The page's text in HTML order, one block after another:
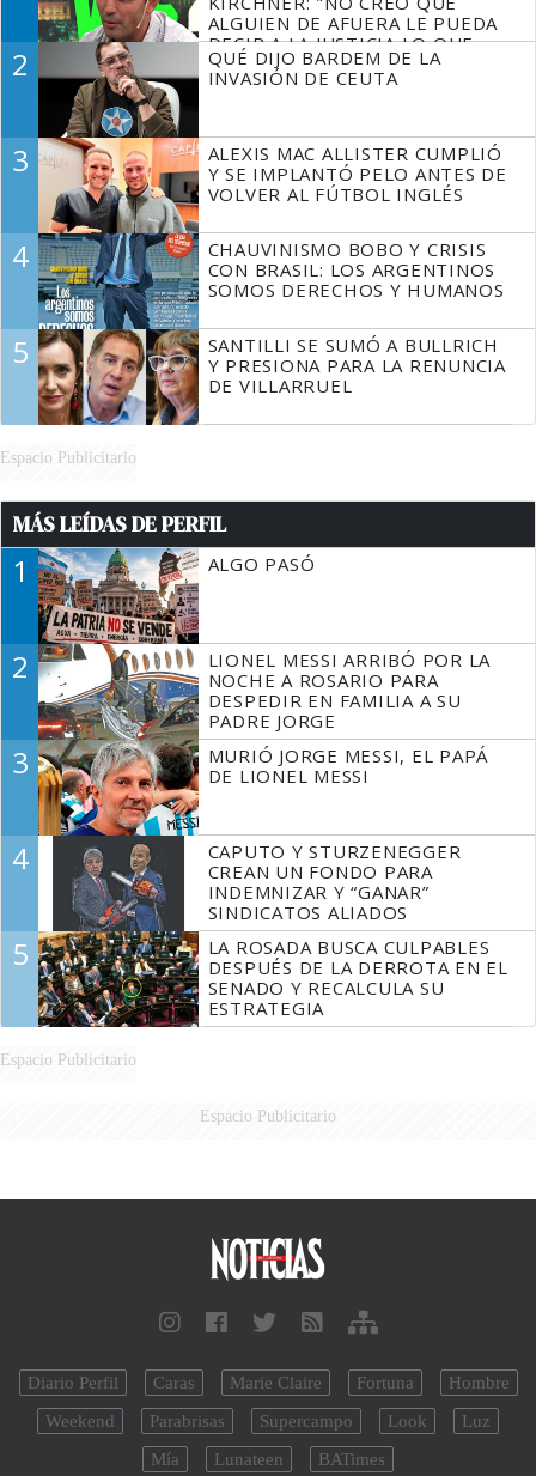
ALGUIEN DE AFUERA LE PUEDA
DECIR A LA JUSTICIA LO QUE
TIENE QUE HACER"
2
QUÉ DIJO BARDEM DE LA
INVASIÓN DE CEUTA
3
ALEXIS MAC ALLISTER CUMPLIÓ
Y SE IMPLANTÓ PELO ANTES DE
VOLVER AL FÚTBOL INGLÉS
4
CHAUVINISMO BOBO Y CRISIS
CON BRASIL: LOS ARGENTINOS
SOMOS DERECHOS Y HUMANOS
5
SANTILLI SE SUMÓ A BULLRICH
Y PRESIONA PARA LA RENUNCIA
DE VILLARRUEL
Espacio Publicitario
MÁS LEÍDAS DE PERFIL
1 ALGO PASÓ
2
LIONEL MESSI ARRIBÓ POR LA
NOCHE A ROSARIO PARA
DESPEDIR EN FAMILIA A SU
PADRE JORGE
3
MURIÓ JORGE MESSI, EL PAPÁ
DE LIONEL MESSI
4
CAPUTO Y STURZENEGGER
CREAN UN FONDO PARA
INDEMNIZAR Y “GANAR”
SINDICATOS ALIADOS
5
LA ROSADA BUSCA CULPABLES
DESPUÉS DE LA DERROTA EN EL
SENADO Y RECALCULA SU
ESTRATEGIA
Espacio Publicitario
Espacio Publicitario
Diario Perfil Caras Marie Claire Fortuna
Hombre
Weekend
Parabrisas Supercampo Look
Luz
Mía
Lunateen BATimes